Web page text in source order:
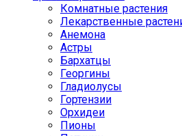
Комнатные растения
Лекарственные
Анемона
Астры
Бархатцы
Георгины
Гладиолусы
Гортензии
Орхидеи
Пионы